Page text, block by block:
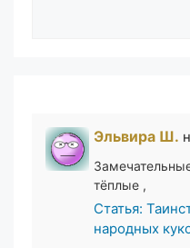
Эльвира Ш.
тёплые ,
Статья:
народных